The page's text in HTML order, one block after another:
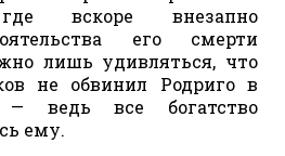
где вскоре внезапно
его смерти
лишь удивляться, что
не обвинил Родриго в
— ведь все богатство
ему.